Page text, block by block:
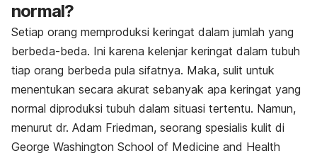
normal?
Setiap orang memproduksi keringat dalam jumlah yang
berbeda-beda. Ini karena kelenjar keringat dalam tubuh
tiap orang berbeda pula sifatnya. Maka, sulit untuk
menentukan secara akurat sebanyak apa keringat yang
normal diproduksi tubuh dalam situasi tertentu. Namun,
menurut dr. Adam Friedman, seorang spesialis kulit di
George Washington School of Medicine and Health